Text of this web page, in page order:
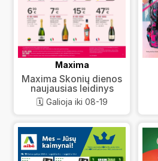
Maxima
Maxima Skonių dienos
naujausias leidinys
🗓️ Galioja iki 08-19